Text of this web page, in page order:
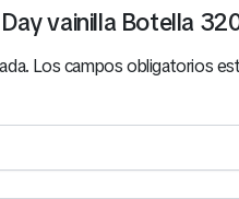
vainilla Botella
Los campos obligatorios